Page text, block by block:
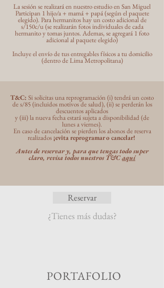
La sesión se realizará en nuestro estudio en San Miguel
Participan 1 hijo/a + mamá + papá (según el paquete
elegido). Para hermanitos hay un costo adicional de
s/150c/u (se realizarán fotos individuales de cada
hermanito y tomas juntos. Ademas, se agregará 1 foto
adicional al paquete elegido)
Incluye el envío de tus entregables físicos a tu domicilio
(dentro de Lima Metropolitana)
T&C: Si solicitas una reprogramación (i) tendrá un costo
de s/85 (incluidos motivos de salud), (ii) se perderán los
descuentos aplicados
y (iii) la nueva fecha estará sujeta a disponibilidad (de
lunes a viernes).
En caso de cancelación se pierden los abonos de reserva
realizados¡evita reprogramar o cancelar!
Antes de reservar y, para que tengas todo super
claro, revisa todos nuestros T&Caquí
Reservar
¿Tienes más dudas?
PORTAFOLIO